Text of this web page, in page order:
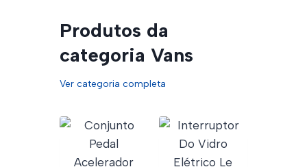
Produtos da
categoria Vans
Ver categoria completa